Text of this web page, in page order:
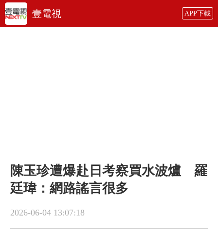
壹電視 APP下載
陳玉珍遭爆赴日考察買水波爐 羅
廷瑋：網路謠言很多
2026-06-04 13:07:18